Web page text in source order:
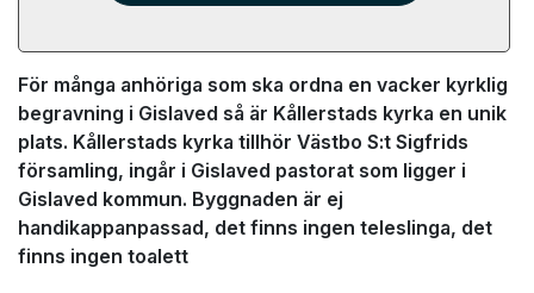
För många anhöriga som ska ordna en vacker kyrklig
begravning i Gislaved så är Kållerstads kyrka en unik
plats. Kållerstads kyrka tillhör Västbo S:t Sigfrids
församling, ingår i Gislaved pastorat som ligger i
Gislaved kommun. Byggnaden är ej
handikappanpassad, det finns ingen teleslinga, det
finns ingen toalett